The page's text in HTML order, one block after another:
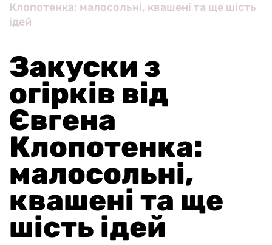
Клопотенка: малосольні, квашені та ще шість
ідей
Закуски з
огірків від
Євгена
Клопотенка:
малосольні,
квашені та ще
шість ідей